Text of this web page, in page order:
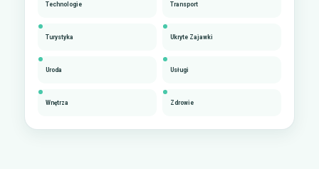
Technologie Transport
Turystyka Ukryte Zajawki
Uroda Usługi
Wnętrza Zdrowie